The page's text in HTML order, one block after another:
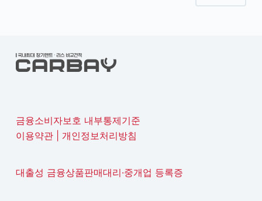
금융소비자보호 내부통제기준
이용약관| 개인정보처리방침
대출성 금융상품판매대리·중개업 등록증